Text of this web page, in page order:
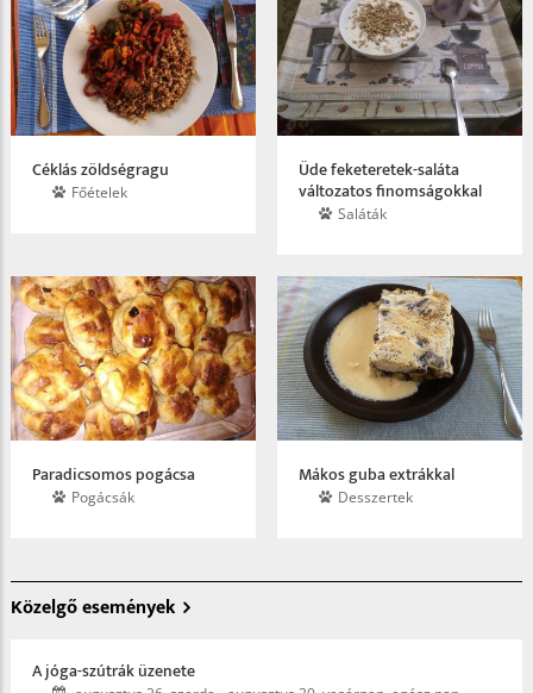
Céklás zöldségragu
Főételek
Üde feketeretek-saláta
változatos finomságokkal
Saláták
Paradicsomos pogácsa
Pogácsák
Mákos guba extrákkal
Desszertek
Közelgő események
A jóga-szútrák üzenete